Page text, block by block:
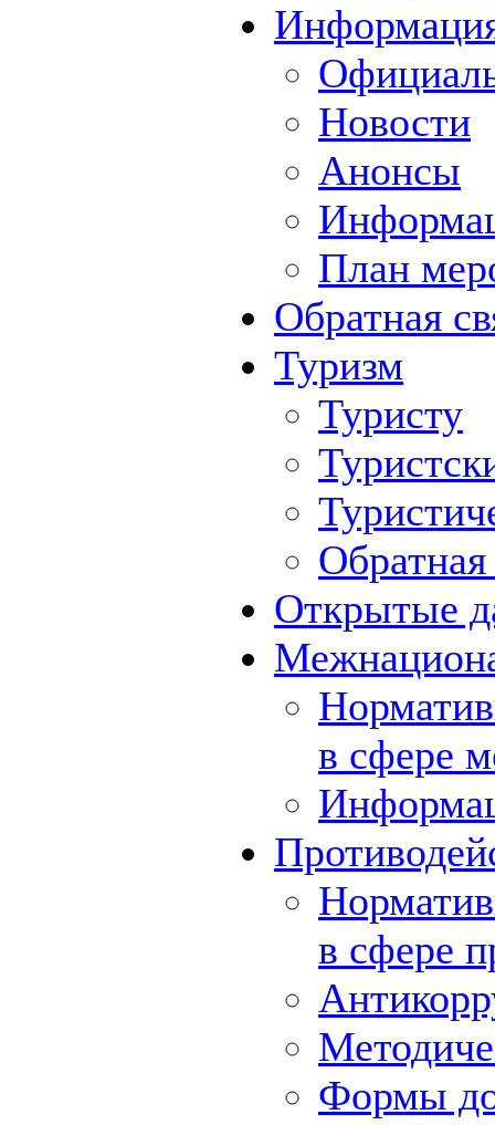
Новости
Анонсы
План
Обратная
Туризм
Туристу
Обратная
Открытые
в сфере
в сфере
Формы